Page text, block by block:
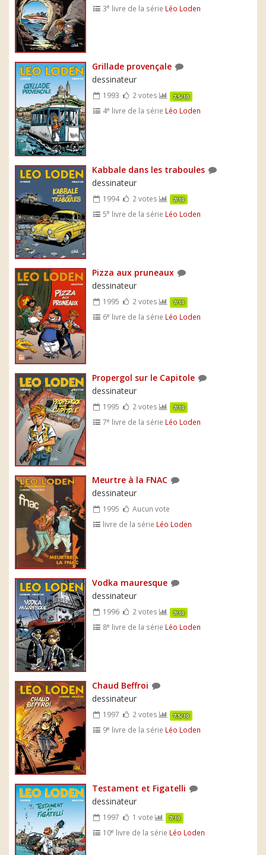
3e livre de la série Léo Loden
Grillade provençale
dessinateur
1993 2 votes 7.5/10
4e livre de la série Léo Loden
Kabbale dans les traboules
dessinateur
1994 2 votes 7/10
5e livre de la série Léo Loden
Pizza aux pruneaux
dessinateur
1995 2 votes 7/10
6e livre de la série Léo Loden
Propergol sur le Capitole
dessinateur
1995 2 votes 7/10
7e livre de la série Léo Loden
Meurtre à la FNAC
dessinateur
1995
Aucun vote
livre de la série Léo Loden
Vodka mauresque
dessinateur
1996 2 votes 7/10
8e livre de la série Léo Loden
Chaud Beffroi
dessinateur
1997 2 votes 7.5/10
9e livre de la série Léo Loden
Testament et Figatelli
dessinateur
1997 1 vote 7/10
10e livre de la série Léo Loden